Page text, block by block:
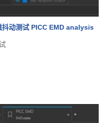
动测试 PICC EMD analysis